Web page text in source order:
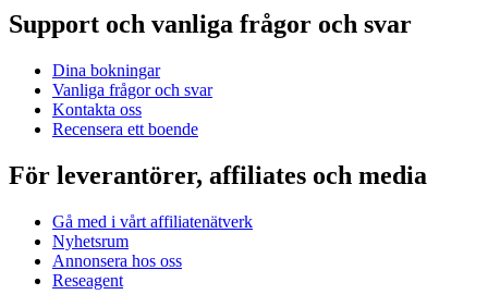
Support och vanliga frågor och svar
Dina bokningar
Vanliga frågor och svar
Kontakta oss
Recensera ett boende
För leverantörer, affiliates och media
Gå med i vårt affiliatenätverk
Nyhetsrum
Annonsera hos oss
Reseagent